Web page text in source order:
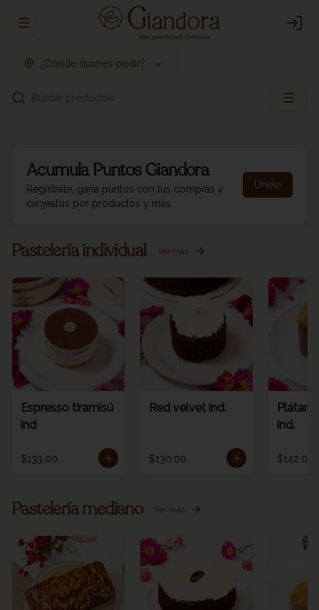
Abrir menu de navegación
¿Dónde quieres pedir?
Buscar productos
AcumulaPuntos Giandora
Regístrate, gana puntos con tus compras y
canjealos por productos y más
Únete
Pastelería individual Ver más
Espresso tiramisú
ind
$133.00
Red velvet ind.
$130.00
ind.
$142.00
Pastelería mediano Ver más